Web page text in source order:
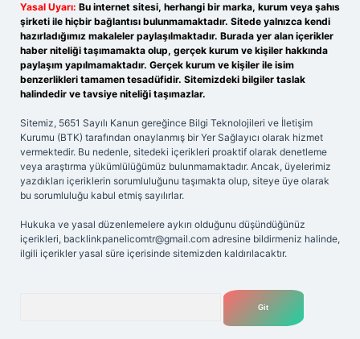
Yasal Uyarı: Bu internet sitesi, herhangi bir marka, kurum veya şahıs
şirketi ile hiçbir bağlantısı bulunmamaktadır. Sitede yalnızca kendi
hazırladığımız makaleler paylaşılmaktadır. Burada yer alan içerikler
haber niteliği taşımamakta olup, gerçek kurum ve kişiler hakkında
paylaşım yapılmamaktadır. Gerçek kurum ve kişiler ile isim
benzerlikleri tamamen tesadüfidir. Sitemizdeki bilgiler taslak
halindedir ve tavsiye niteliği taşımazlar.
Sitemiz, 5651 Sayılı Kanun gereğince Bilgi Teknolojileri ve İletişim
Kurumu (BTK) tarafından onaylanmış bir Yer Sağlayıcı olarak hizmet
vermektedir. Bu nedenle, sitedeki içerikleri proaktif olarak denetleme
veya araştırma yükümlülüğümüz bulunmamaktadır. Ancak, üyelerimiz
yazdıkları içeriklerin sorumluluğunu taşımakta olup, siteye üye olarak
bu sorumluluğu kabul etmiş sayılırlar.
Hukuka ve yasal düzenlemelere aykırı olduğunu düşündüğünüz
içerikleri, backlinkpanelicomtr@gmail.com adresine bildirmeniz halinde,
ilgili içerikler yasal süre içerisinde sitemizden kaldırılacaktır.